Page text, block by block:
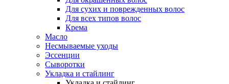
Для сухих и поврежденных волос
Для всех типов волос
Крема
Масло
Несмываемые уходы
Эссенции
Сыворотки
Укладка и стайлинг